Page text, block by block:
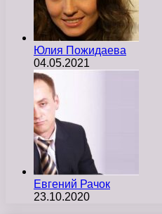
Юлия Пожидаева
04.05.2021
Евгений Рачок
23.10.2020